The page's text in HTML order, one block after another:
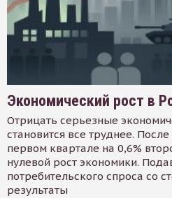
Экономический рост в
Отрицать серьезные
становится все труднее.
первом квартале на 0,6%
нулевой рост экономики.
потребительского спроса со
результаты